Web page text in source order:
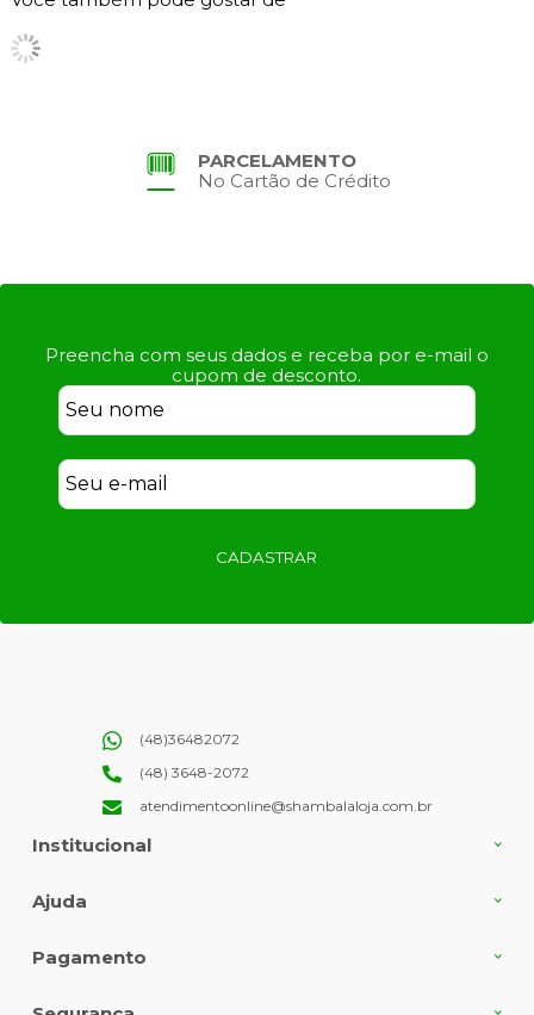
PARCELAMENTO
No Cartão de Crédito
Preencha com seus dados e receba por e-mail o
cupom de desconto.
CADASTRAR
Institucional
Ajuda
(48)36482072
(48) 3648-2072
atendimentoonline@shambalaloja.com.br
Pagamento